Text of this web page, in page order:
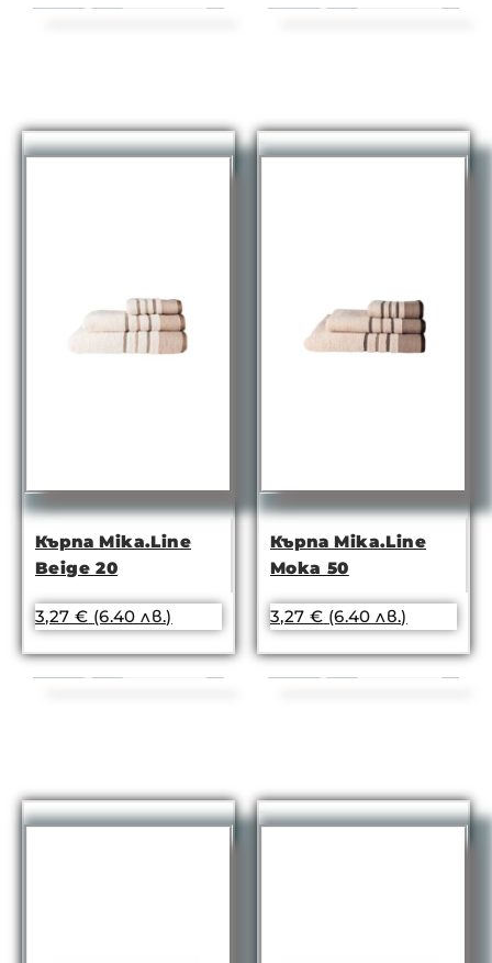
Кърпа Mika.Line
Beige 20
3,27 € (6.40 лв.)
Кърпа Mika.Line
Moka 50
3,27 € (6.40 лв.)